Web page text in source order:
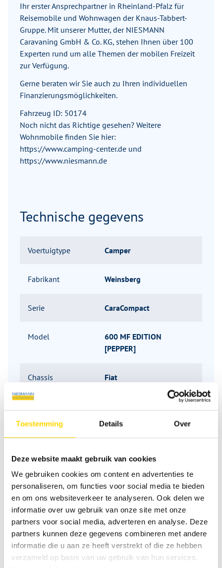
Toestemming Details Over
Deze website maakt gebruik van cookies
We gebruiken cookies om content en advertenties te
personaliseren, om functies voor social media te bieden
en om ons websiteverkeer te analyseren. Ook delen we
informatie over uw gebruik van onze site met onze
partners voor social media, adverteren en analyse. Deze
partners kunnen deze gegevens combineren met andere
informatie die u aan ze heeft verstrekt of die ze hebben
verzameld op basis van uw gebruik van hun services.
Ihr erster Ansprechpartner in Rheinland-Pfalz für
Reisemobile und Wohnwagen der Knaus-Tabbert-
Gruppe. Mit unserer Mutter, der NIESMANN
Caravaning GmbH & Co. KG, stehen Ihnen über 100
Experten rund um alle Themen der mobilen Freizeit
zur Verfügung.
Gerne beraten wir Sie auch zu Ihren individuellen
Finanzierungsmöglichkeiten.
Fahrzeug ID: 50174
Noch nicht das Richtige gesehen? Weitere
Wohnmobile finden Sie hier:
https://www.camping-center.de und
https://www.niesmann.de
Technische gegevens
Voertuigtype Camper
Fabrikant Weinsberg
Serie CaraCompact
Model
600 MF EDITION
[PEPPER]
Chassis Fiat
Brandstof Sonstige
Handgeschakeld
Emissienorm keine